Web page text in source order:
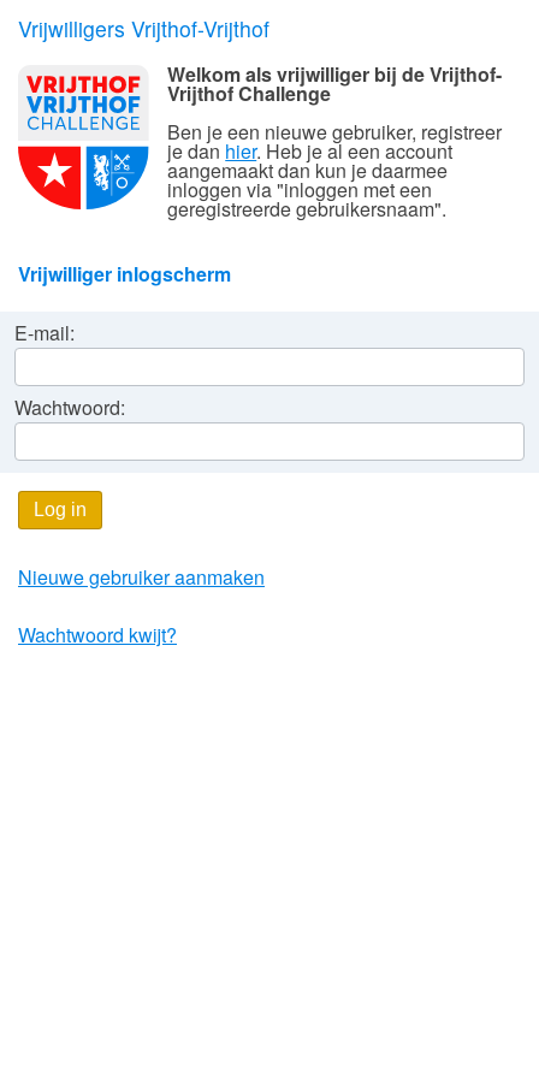
Vrijwilligers Vrijthof-Vrijthof
Welkom als vrijwilliger bij de Vrijthof-
Vrijthof Challenge
Ben je een nieuwe gebruiker, registreer
je dan hier. Heb je al een account
aangemaakt dan kun je daarmee
inloggen via "inloggen met een
geregistreerde gebruikersnaam".
Vrijwilliger inlogscherm
E-mail:
Wachtwoord:
Log in
Nieuwe gebruiker aanmaken
Wachtwoord kwijt?